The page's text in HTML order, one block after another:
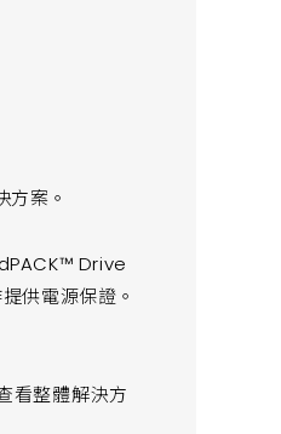
方案。
Drive
供電源保證。
看整體解決方